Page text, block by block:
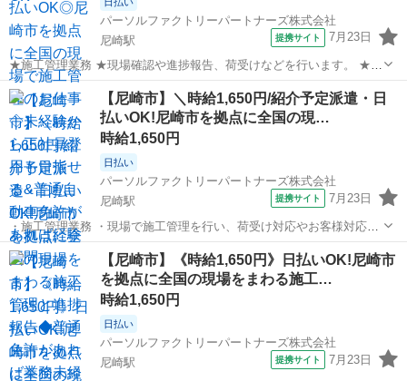
パーソルファクトリーパートナーズ株式会社
尼崎駅
提携サイト 7月23日
★施工管理業務 ★現場確認や進捗報告、荷受けなどを行います。 ★各
地の現場で施工管理を担当します。 ★未経験OK!普通自動車免許があ
ればすぐに始められます。 ※北海道から沖縄まで、全国各地へ出張し
ます。 ★紹介予定派遣の求...
兵庫 尼崎市 尼崎駅 その他
【尼崎市】＼時給1,650円/紹介予定派遣・日
払いOK!尼崎市を拠点に全国の現…
時給1,650円
日払い
パーソルファクトリーパートナーズ株式会社
尼崎駅
提携サイト 7月23日
・施工管理業務 ・現場で施工管理を行い、荷受け対応やお客様対応を
します。 ・お昼には進捗報告、15時頃には業務報告を行います。 ・普
通自動車免許があれば未経験でもOK! ※北海道から沖縄まで、全国各
地へ出張します。 ・紹介...
兵庫 尼崎市 尼崎駅 その他
【尼崎市】《時給1,650円》日払いOK!尼崎市
を拠点に全国の現場をまわる施工…
時給1,650円
日払い
パーソルファクトリーパートナーズ株式会社
尼崎駅
提携サイト 7月23日